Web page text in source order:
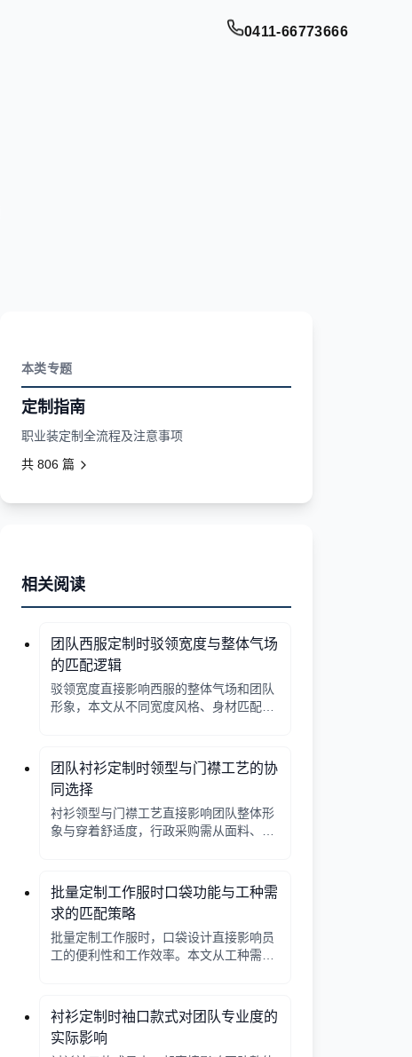
0411-66773666
本类专题
定制指南
职业装定制全流程及注意事项
共 806 篇
相关阅读
团队西服定制时驳领宽度与整体气场
的匹配逻辑
驳领宽度直接影响西服的整体气场和团队
形象，本文从不同宽度风格、身材匹配、
团队衬衫定制时领型与门襟工艺的协
同选择
衬衫领型与门襟工艺直接影响团队整体形
象与穿着舒适度，行政采购需从面料、工
批量定制工作服时口袋功能与工种需
求的匹配策略
批量定制工作服时，口袋设计直接影响员
工的便利性和工作效率。本文从工种需求
衬衫定制时袖口款式对团队专业度的
实际影响